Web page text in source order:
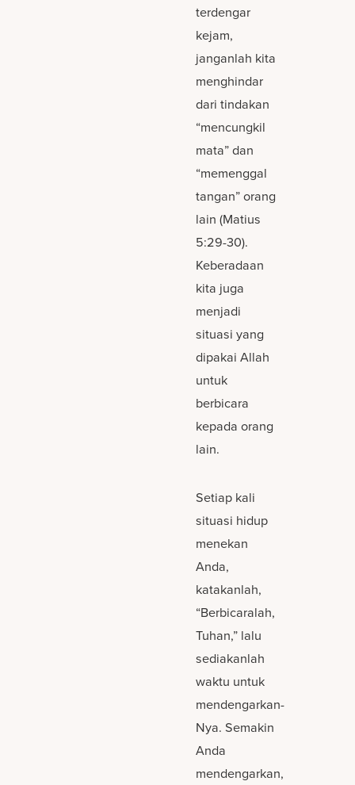
terdengar
kejam,
janganlah kita
menghindar
dari tindakan
“mencungkil
mata” dan
“memenggal
tangan” orang
lain (Matius
5:29-30).
Keberadaan
kita juga
menjadi
situasi yang
dipakai Allah
untuk
berbicara
kepada orang
lain.
Setiap kali
situasi hidup
menekan
Anda,
katakanlah,
“Berbicaralah,
Tuhan,” lalu
sediakanlah
waktu untuk
mendengarkan-
Nya. Semakin
Anda
mendengarkan,